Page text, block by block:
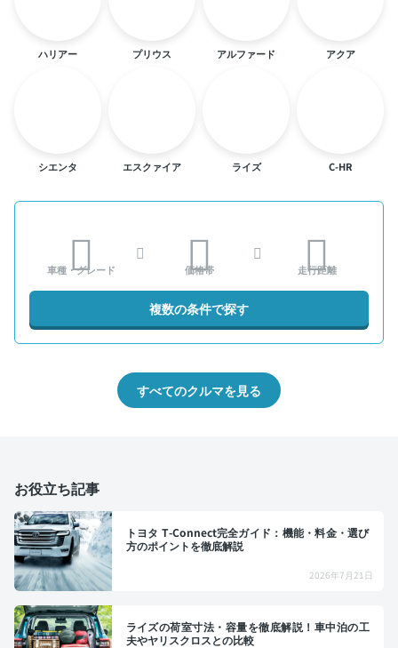
ハリアー プリウス アルファード アクア
シエンタ エスクァイア ライズ C-HR
車種・グレード 価格帯 走行距離
複数の条件で探す
すべてのクルマを見る
お役立ち記事
トヨタ T-Connect完全ガイド：機能・料金・選び
方のポイントを徹底解説
2026年7月21日
ライズの荷室寸法・容量を徹底解説！車中泊の工
夫やヤリスクロスとの比較